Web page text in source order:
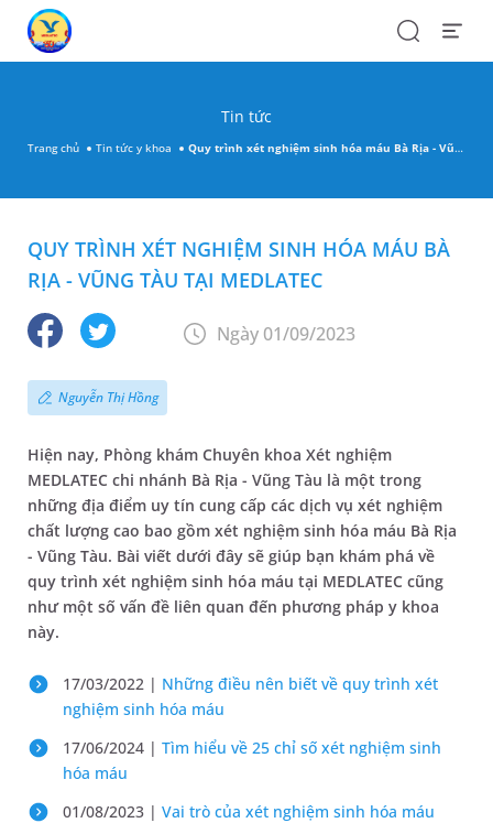
SearchOpen
Tin tức
Trang chủ Tin tức y khoa Quy trình xét nghiệm sinh hóa máu Bà Rịa - Vũng Tàu tại MEDLATEC
QUY TRÌNH XÉT NGHIỆM SINH HÓA MÁU BÀ
RỊA - VŨNG TÀU TẠI MEDLATEC
Ngày 01/09/2023
Nguyễn Thị Hồng
Hiện nay, Phòng khám Chuyên khoa Xét nghiệm
MEDLATEC chi nhánh Bà Rịa - Vũng Tàu là một trong
những địa điểm uy tín cung cấp các dịch vụ xét nghiệm
chất lượng cao bao gồm xét nghiệm sinh hóa máu Bà Rịa
- Vũng Tàu. Bài viết dưới đây sẽ giúp bạn khám phá về
quy trình xét nghiệm sinh hóa máu tại MEDLATEC cũng
như một số vấn đề liên quan đến phương pháp y khoa
này.
17/03/2022 | Những điều nên biết về quy trình xét
nghiệm sinh hóa máu
17/06/2024 | Tìm hiểu về 25 chỉ số xét nghiệm sinh
hóa máu
01/08/2023 | Vai trò của xét nghiệm sinh hóa máu